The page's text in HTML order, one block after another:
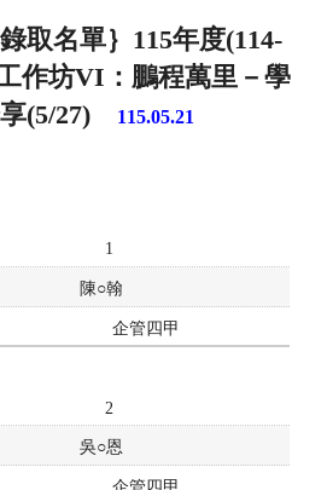
取名單｝115年度(114-
作坊VI：鵬程萬里－學
(5/27)
115.05.21
1
陳○翰
企管四甲
2
吳○恩